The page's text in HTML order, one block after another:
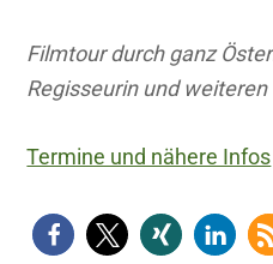
Filmtour durch ganz
Regisseurin und weiteren
Termine und nähere Infos